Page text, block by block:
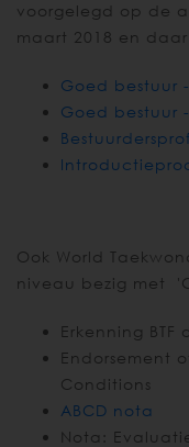
voorgelegd op de
maart 2018 en
Goed bestuur
Goed bestuur
Ook World
niveau bezig met
Erkenning BTF
Endorsement
Conditions
ABCD nota
Nota: